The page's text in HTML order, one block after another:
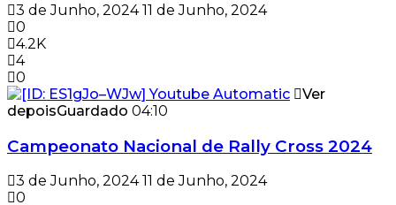
3 de Junho, 2024 11 de Junho, 2024
0
4.2K
4
0
Ver
depoisGuardado 04:10
Campeonato Nacional de Rally Cross 2024
3 de Junho, 2024 11 de Junho, 2024
0